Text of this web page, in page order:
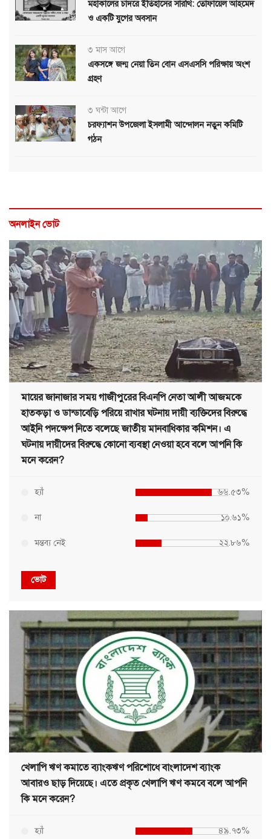
মহাকালের চাদরে ইতিহাসের সারথি: তোফায়েল আহমেদ
ও একটি যুগের অবসান
৩ মাস আগে
একসঙ্গে জন্ম নেয়া তিন বোন এসএসসি পরিক্ষায় অংশ
গ্রহণ
৩ ঘন্টা আগে
চরফ্যাশন উপজেলা ইসলামী আন্দোলন নতুন কমিটি
গঠন
অনলাইন ভোট
মায়ের জানাজার সময় গাজীপুরের বিএনপি নেতা আলী আজমকে
হাতকড়া ও ডান্ডাবেড়ি পরিয়ে রাখার ঘটনায় দায়ী ব্যক্তিদের বিরুদ্ধে
আইনি পদক্ষেপ নিতে বলেছে জাতীয় মানবাধিকার কমিশন। এ
ঘটনায় দায়ীদের বিরুদ্ধে কোনো ব্যবস্থা নেওয়া হবে বলে আপনি কি
মনে করেন?
হ্যাঁ ৬৬.৫৩%
না ১০.৬১%
মন্তব্য নেই ২২.৮৬%
ভোট
খেলাপি ঋণ কমাতে ব্যাংকঋণ পরিশোধে বাংলাদেশ ব্যাংক
আবারও ছাড় দিয়েছে। এতে প্রকৃত খেলাপি ঋণ কমবে বলে আপনি
কি মনে করেন?
হ্যাঁ ৪৯.৭৩%